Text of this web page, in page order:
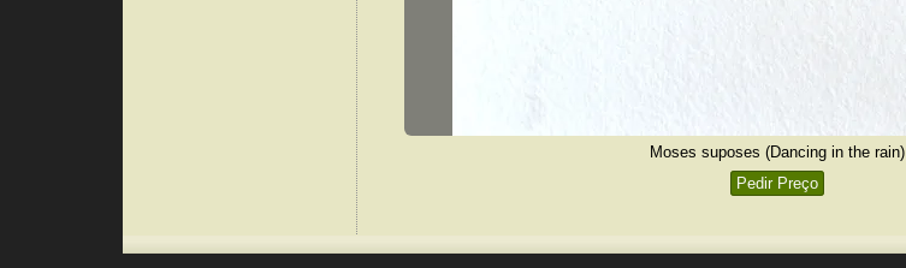
Moses suposes (Dancing in the rain)
Pedir Preço